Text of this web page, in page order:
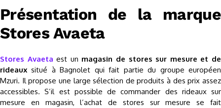
Présentation de la marque
Stores Avaeta
Stores Avaeta est un magasin de stores sur mesure et de
rideaux situé à Bagnolet qui fait partie du groupe européen
Mzuri. Il propose une large sélection de produits à des prix assez
accessibles. S’il est possible de commander des rideaux sur
mesure en magasin, l’achat de stores sur mesure se fait